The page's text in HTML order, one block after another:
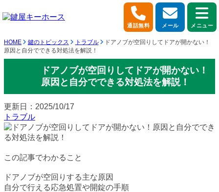
通話無料 メール メニュー
HOME 鍵のトピックス トラブル
ドアノブが空回りしてドアが開かない！
原因と自分でできる対処法を解説！
ドアノブが空回りしてドアが開かない！
原因と自分でできる対処法を解説！
更新日：2025/10/17
トラブル
この記事でわかること
ドアノブが空回りする主な原因
自分で行える応急処置や開錠の手順